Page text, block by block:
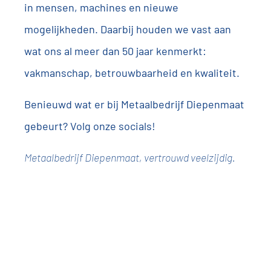
in mensen, machines en nieuwe
mogelijkheden. Daarbij houden we vast aan
wat ons al meer dan 50 jaar kenmerkt:
vakmanschap, betrouwbaarheid en kwaliteit.
Benieuwd wat er bij Metaalbedrijf Diepenmaat
gebeurt? Volg onze socials!
Metaalbedrijf Diepenmaat, vertrouwd veelzijdig.